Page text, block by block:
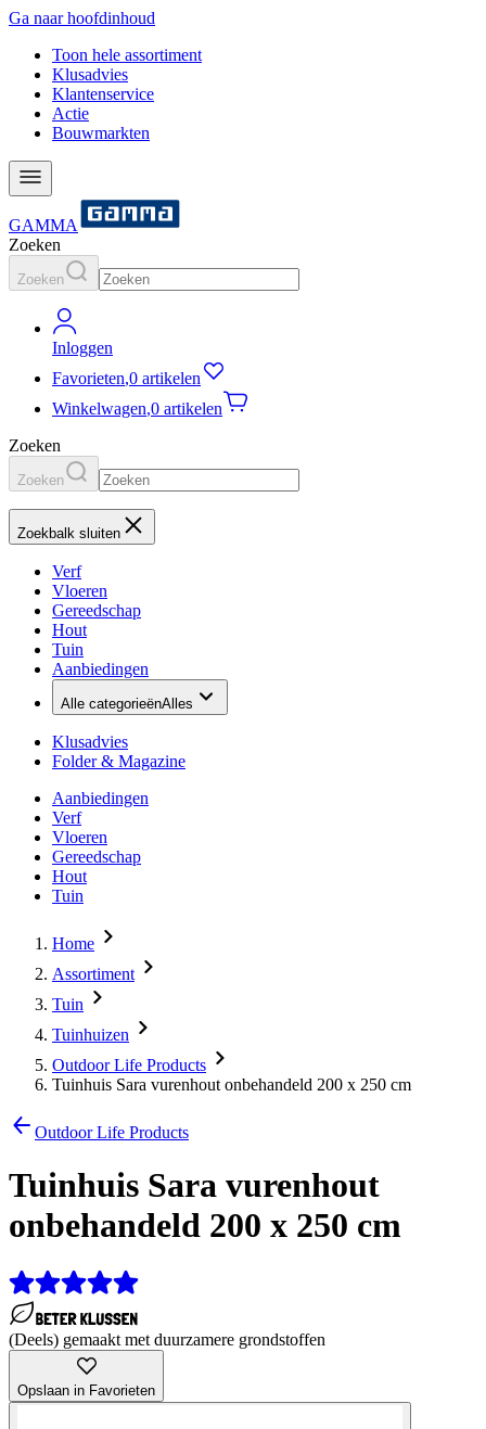
Ga naar hoofdinhoud
Toon hele assortiment
Klusadvies
Klantenservice
Actie
Bouwmarkten
GAMMA
Zoeken
Zoeken
Inloggen
Favorieten,0 artikelen
Winkelwagen,0 artikelen
Zoeken
Zoeken
Zoekbalk sluiten
Verf
Vloeren
Gereedschap
Hout
Tuin
Aanbiedingen
Alle categorieënAlles
Klusadvies
Folder & Magazine
Aanbiedingen
Verf
Vloeren
Gereedschap
Hout
Tuin
Home
Assortiment
Tuin
Tuinhuizen
Outdoor Life Products
Tuinhuis Sara vurenhout onbehandeld 200 x 250 cm
Outdoor Life Products
Tuinhuis Sara vurenhout
onbehandeld 200 x 250 cm
(Deels) gemaakt met duurzamere grondstoffen
Opslaan in Favorieten